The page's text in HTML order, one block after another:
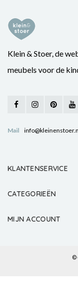
Klein & Stoer, de
meubels voor de
Mail
KLANTENSERVICE
CATEGORIEËN
MIJN ACCOUNT
©